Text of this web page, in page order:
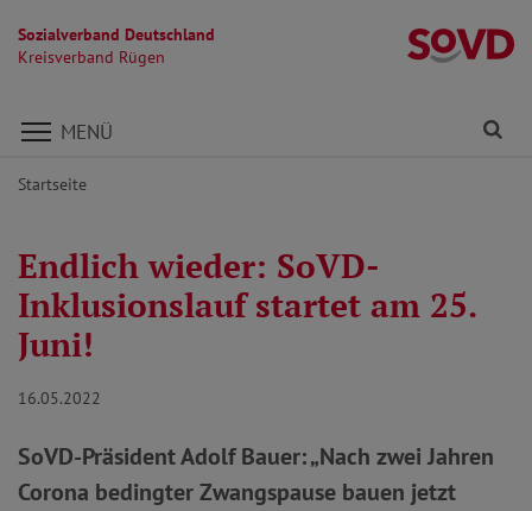
Sozialverband Deutschland
Kreisverband Rügen
Direkt zu den Inhalten springen
MENÜ
Startseite
Endlich wieder: SoVD-
Inklusionslauf startet am 25.
Juni!
16.05.2022
SoVD-Präsident Adolf Bauer: „Nach zwei Jahren
Corona bedingter Zwangspause bauen jetzt